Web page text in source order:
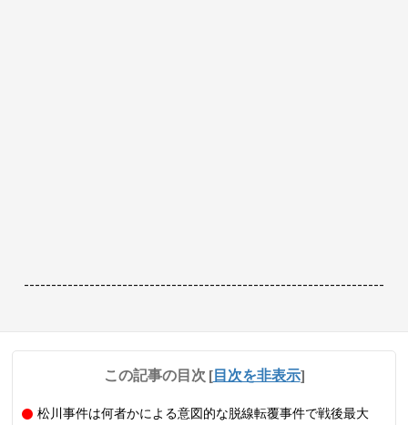
------------------------------------------------------------------
この記事の目次 [目次を非表示]
松川事件は何者かによる意図的な脱線転覆事件で戦後最大